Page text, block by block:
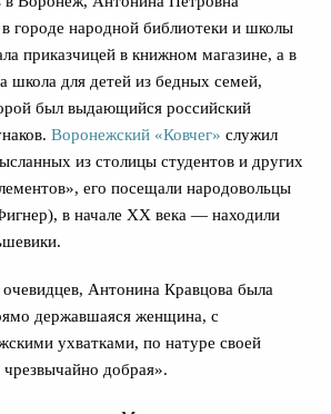
городе народной библиотеки и школы
приказчицей в книжном магазине, а в
школа для детей из бедных семей,
был выдающийся российский
Воронежский «Ковчег» служил
из столицы студентов и других
его посещали народовольцы
в начале ХХ века — находили
очевидцев, Антонина Кравцова была
державшаяся женщина, с
ухватками, по натуре своей
добрая».